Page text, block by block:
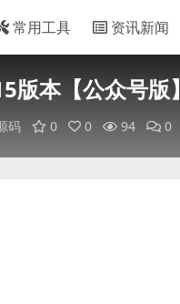
常用工具 资讯新闻
本【公众号版】
码 0 0 94 0